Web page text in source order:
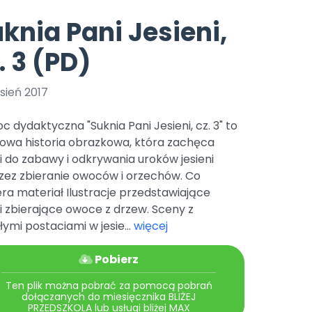
Archiwalne numery
Pomoc
Nowości
Promocje
czerwca 2024 r. uzyskała
r. Nr decyzji:
Online.
Bliżej Pieska
Pomoc zwierzętom
Książka (dla) Przedszkolaka
Promowanie czytelnictwa
TikTok
Zobacz nas na TikToku
YouTube
Pani Jesieni,
3 (PD)
2017
dydaktyczna "Suknia Pani Jesieni, cz. 3" to
historia obrazkowa, która zachęca
do zabawy i odkrywania uroków jesieni
zbieranie owoców i orzechów. Co
materiał Ilustracje przedstawiające
zbierające owoce z drzew. Sceny z
postaciami w jesie... więcej
Pobierz
Ten plik można pobrać za pomocą pobrań
dołączanych do miesięcznika BLIŻEJ
PRZEDSZKOLA lub usługi bliżej MAX